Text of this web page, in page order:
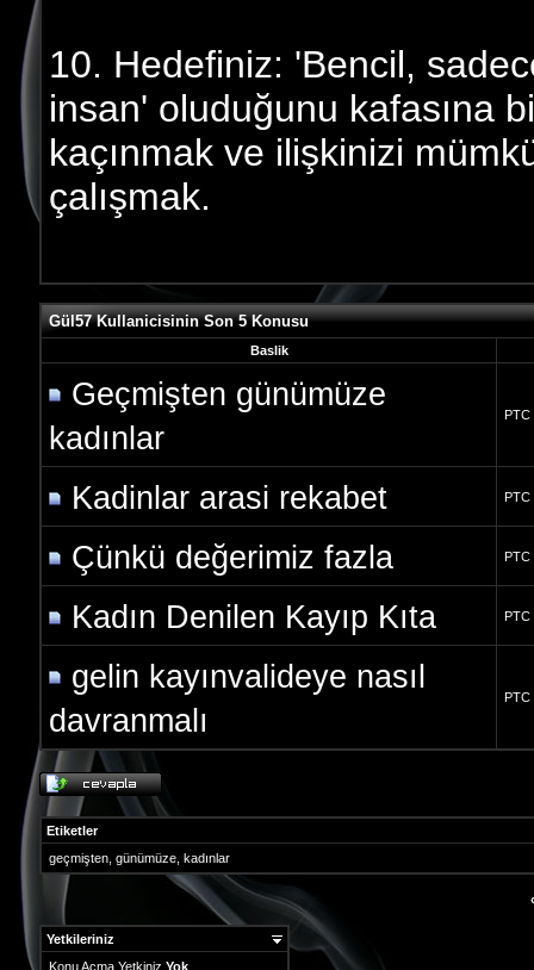
10. Hedefiniz: 'Bencil,
insan' oluduğunu kafasına
kaçınmak ve ilişkinizi
çalışmak.
Gül57 Kullanicisinin Son 5 Konusu
Baslik
Geçmişten günümüze
kadınlar
PTC
Kadinlar arasi rekabet PTC
Çünkü değerimiz fazla PTC
Kadın Denilen Kayıp Kıta PTC
gelin kayınvalideye nasıl
davranmalı
PTC
Etiketler
geçmişten günümüze kadınlar
Yetkileriniz
Konu Acma Yetkiniz Yok